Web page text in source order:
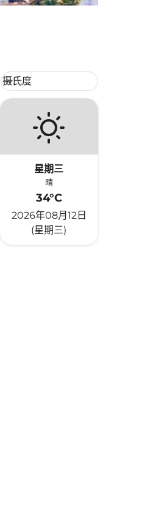
Weather unit option 摄氏度
摄氏度
keyboard_arrow_down
星期三
晴
34°C
2026年08月12日
(星期三)